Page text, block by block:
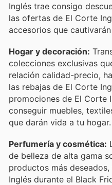
Inglés trae consigo
las ofertas de El Corte
accesorios que
Hogar y decoración:
colecciones exclusivas
relación calidad-precio,
las rebajas de El Corte
promociones de El Corte
conseguir muebles,
que darán vida a tu hogar.
Perfumería y cosmética:
de belleza de alta gama
productos más
Inglés durante el Black